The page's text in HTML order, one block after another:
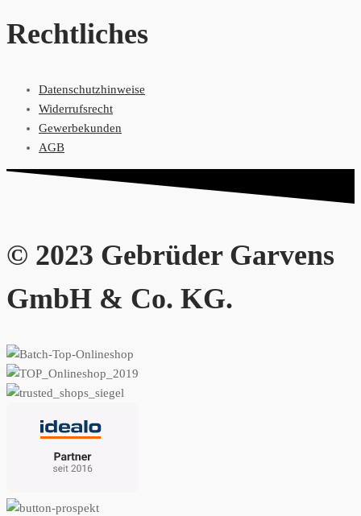
Rechtliches
Datenschutzhinweise
Widerrufsrecht
Gewerbekunden
AGB
© 2023 Gebrüder Garvens
GmbH & Co. KG.